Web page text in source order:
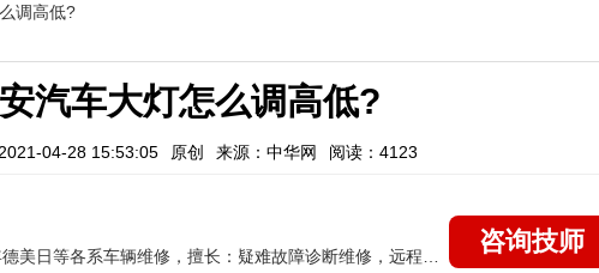
调高低?
汽车大灯怎么调高低?
04-28 15:53:05 原创 来源：中华网 阅读：4123
咨询技师